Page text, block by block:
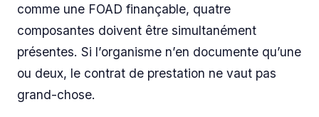
comme une FOAD finançable, quatre
composantes doivent être simultanément
présentes. Si l’organisme n’en documente qu’une
ou deux, le contrat de prestation ne vaut pas
grand-chose.